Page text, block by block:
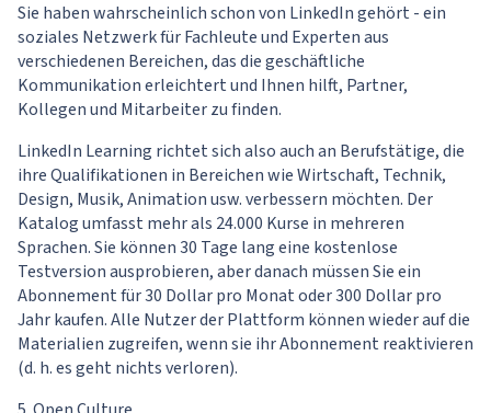
Sie haben wahrscheinlich schon von LinkedIn gehört - ein
soziales Netzwerk für Fachleute und Experten aus
verschiedenen Bereichen, das die geschäftliche
Kommunikation erleichtert und Ihnen hilft, Partner,
Kollegen und Mitarbeiter zu finden.
LinkedIn Learning richtet sich also auch an Berufstätige, die
ihre Qualifikationen in Bereichen wie Wirtschaft, Technik,
Design, Musik, Animation usw. verbessern möchten. Der
Katalog umfasst mehr als 24.000 Kurse in mehreren
Sprachen. Sie können 30 Tage lang eine kostenlose
Testversion ausprobieren, aber danach müssen Sie ein
Abonnement für 30 Dollar pro Monat oder 300 Dollar pro
Jahr kaufen. Alle Nutzer der Plattform können wieder auf die
Materialien zugreifen, wenn sie ihr Abonnement reaktivieren
(d. h. es geht nichts verloren).